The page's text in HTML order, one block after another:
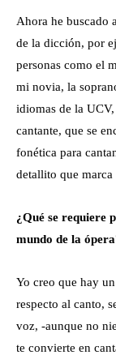
Ahora he buscado
de la dicción, por
personas como el
mi novia, la
idiomas de la
cantante, que se
fonética para
detallito que
¿Qué se requiere
mundo de la
Yo creo que hay
respecto al canto,
voz, -aunque no
te convierte en